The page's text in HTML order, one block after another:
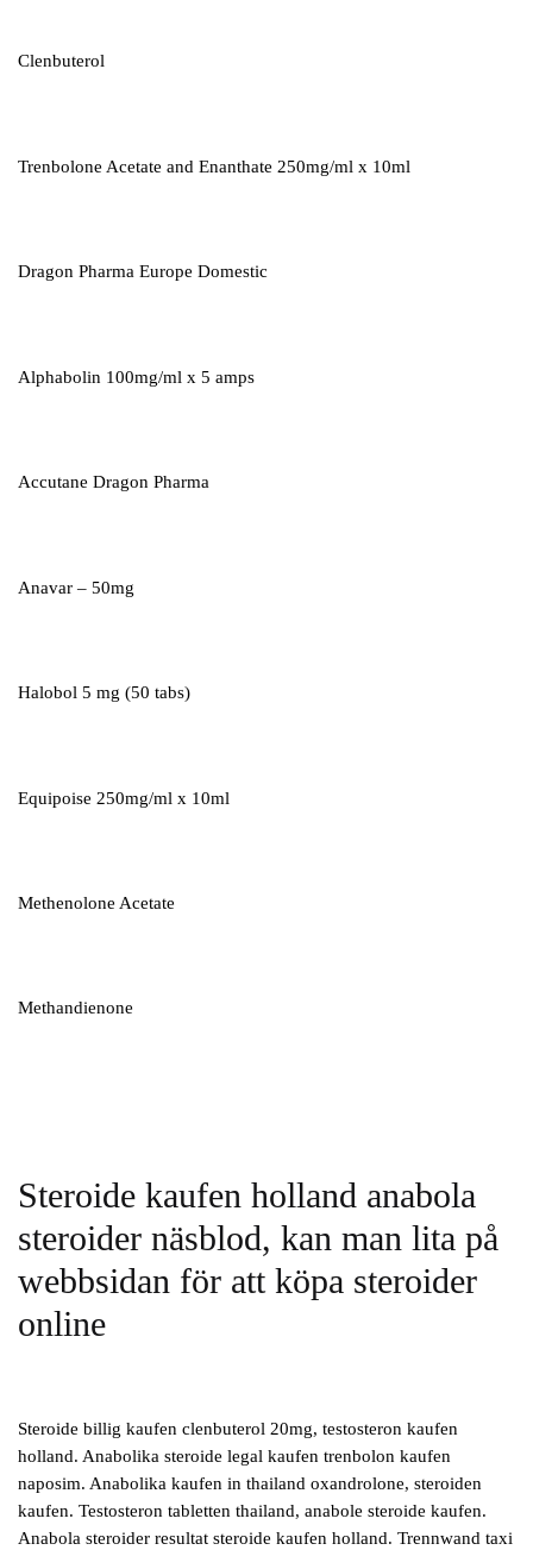
Clenbuterol
Trenbolone Acetate and Enanthate 250mg/ml x 10ml
Dragon Pharma Europe Domestic
Alphabolin 100mg/ml x 5 amps
Accutane Dragon Pharma
Anavar – 50mg
Halobol 5 mg (50 tabs)
Equipoise 250mg/ml x 10ml
Methenolone Acetate
Methandienone
Steroide kaufen holland anabola
steroider näsblod, kan man lita på
webbsidan för att köpa steroider
online
Steroide billig kaufen clenbuterol 20mg, testosteron kaufen
holland. Anabolika steroide legal kaufen trenbolon kaufen
naposim. Anabolika kaufen in thailand oxandrolone, steroiden
kaufen. Testosteron tabletten thailand, anabole steroide kaufen.
Anabola steroider resultat steroide kaufen holland. Trennwand taxi